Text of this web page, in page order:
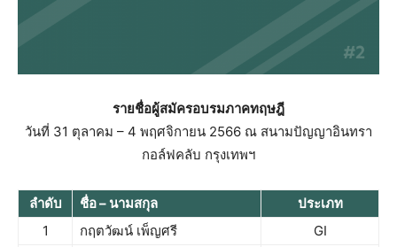
รายชื่อผู้สมัครอบรมภาคทฤษฎี
วันที่ 31 ตุลาคม – 4 พฤศจิกายน 2566 ณ สนามปัญญาอินทรา
กอล์ฟคลับ กรุงเทพฯ
ลำดับ ชื่อ – นามสกุล
ประเภท
1
กฤตวัฒน์ เพ็ญศรี
GI